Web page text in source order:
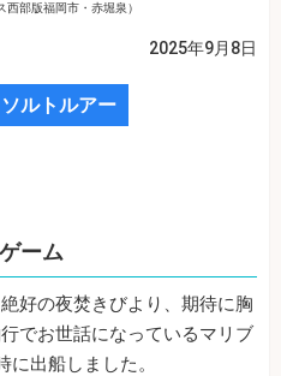
西部版福岡市・赤堀泉）
2025年9月8日
ソルトルアー
ーム
好の夜焚きびより、期待に胸
でお世話になっているマリブ
出船しました。